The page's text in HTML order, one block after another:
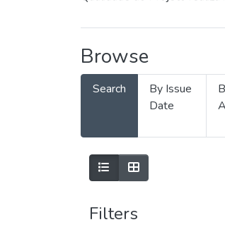
Browse
Search
By Issue
Date
Filters